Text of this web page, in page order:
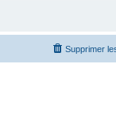
Supprimer